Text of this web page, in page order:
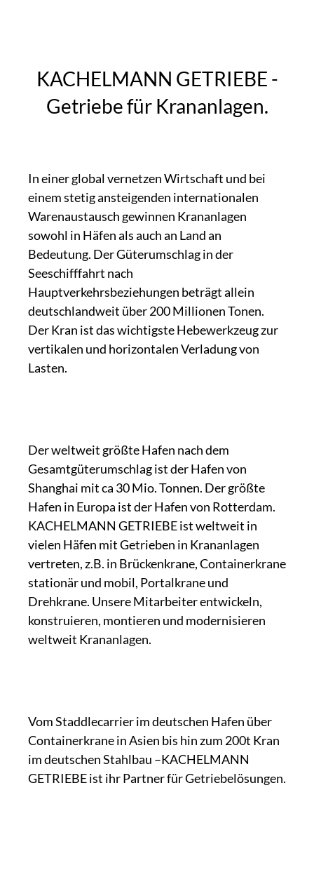
KACHELMANN GETRIEBE -
Getriebe für Krananlagen.
In einer global vernetzen Wirtschaft und bei
einem stetig ansteigenden internationalen
Warenaustausch gewinnen Krananlagen
sowohl in Häfen als auch an Land an
Bedeutung. Der Güterumschlag in der
Seeschifffahrt nach
Hauptverkehrsbeziehungen beträgt allein
deutschlandweit über 200 Millionen Tonen.
Der Kran ist das wichtigste Hebewerkzeug zur
vertikalen und horizontalen Verladung von
Lasten.
Der weltweit größte Hafen nach dem
Gesamtgüterumschlag ist der Hafen von
Shanghai mit ca 30 Mio. Tonnen. Der größte
Hafen in Europa ist der Hafen von Rotterdam.
KACHELMANN GETRIEBE ist weltweit in
vielen Häfen mit Getrieben in Krananlagen
vertreten, z.B. in Brückenkrane, Containerkrane
stationär und mobil, Portalkrane und
Drehkrane. Unsere Mitarbeiter entwickeln,
konstruieren, montieren und modernisieren
weltweit Krananlagen.
Vom Staddlecarrier im deutschen Hafen über
Containerkrane in Asien bis hin zum 200t Kran
im deutschen Stahlbau –KACHELMANN
GETRIEBE ist ihr Partner für Getriebelösungen.